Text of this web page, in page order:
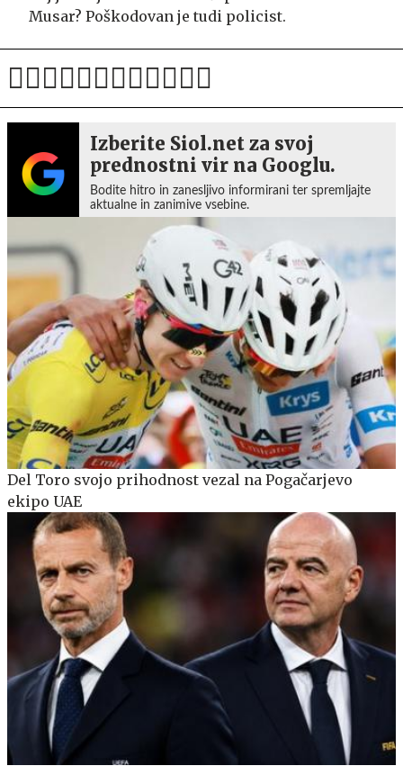
Musar? Poškodovan je tudi policist.
Izberite Siol.net za svoj
prednostni vir na Googlu.
Bodite hitro in zanesljivo informirani ter spremljajte
aktualne in zanimive vsebine.
Del Toro svojo prihodnost vezal na Pogačarjevo
ekipo UAE